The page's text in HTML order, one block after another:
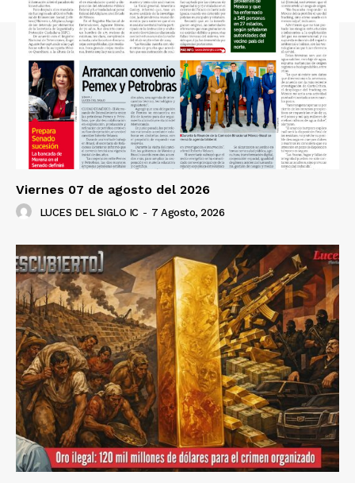
Viernes 07 de agosto del 2026
LUCES DEL SIGLO IC - 7 Agosto, 2026